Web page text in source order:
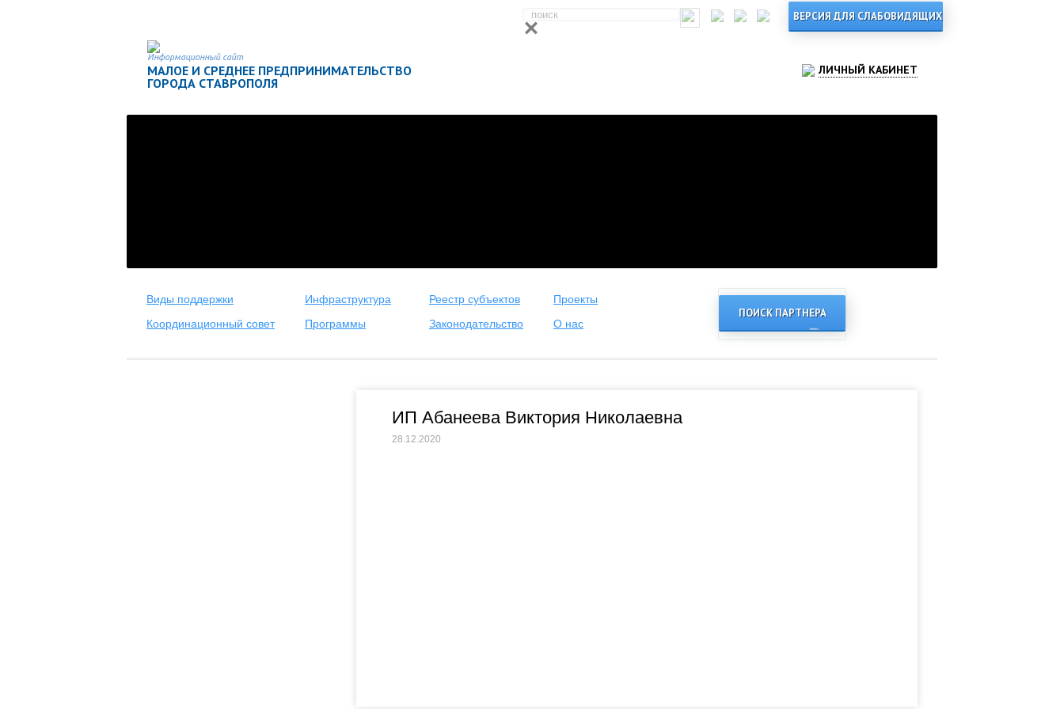
Информационный сайт
МАЛОЕ И СРЕДНЕЕ ПРЕДПРИНИМАТЕЛЬСТВО
ГОРОДА СТАВРОПОЛЯ
ЛИЧНЫЙ КАБИНЕТ
Виды поддержки Инфраструктура Реестр субъектов
Проекты
Координационный совет
Программы Законодательство О нас
ПОИСК ПАРТНЕРА
ИП Абанеева Виктория Николаевна
28.12.2020